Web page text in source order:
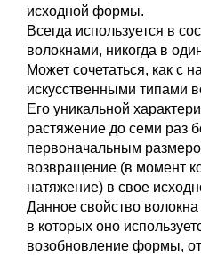
исходной формы.
Всегда используется в
волокнами, никогда в
Может сочетаться, как с
искусственными типами
Его уникальной
растяжение до семи раз
первоначальным
возвращение (в момент
натяжение) в свое
Данное свойство
в которых оно
возобновление формы,